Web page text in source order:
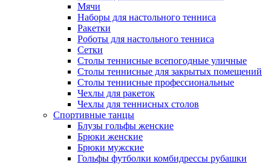
Мячи
Наборы для настольного тенниса
Ракетки
Роботы для настольного тенниса
Сетки
Столы теннисные всепогодные уличные
Столы теннисные для закрытых помещений
Столы теннисные профессиональные
Чехлы для ракеток
Чехлы для теннисных столов
Спортивные танцы
Блузы гольфы женские
Брюки женские
Брюки мужские
Гольфы футболки комбидрессы рубашки